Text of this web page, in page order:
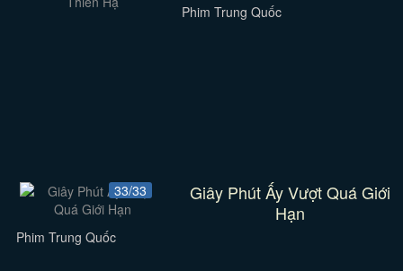
Phim Trung Quốc
33/33
Giây Phút Ấy Vượt Quá Giới
Hạn
Phim Trung Quốc